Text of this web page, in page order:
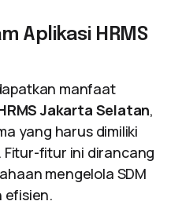
Aplikasi HRMS
manfaat
Jakarta Selatan,
yang harus dimiliki
fitur ini dirancang
mengelola SDM
efisien.